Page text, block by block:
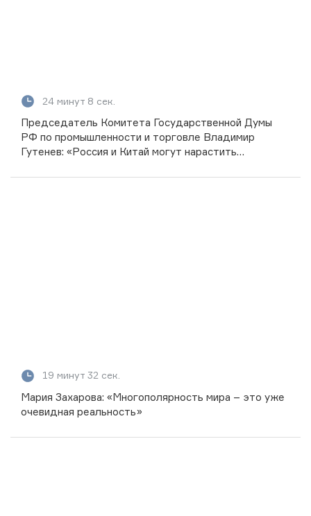
24 минут 8 сек.
Председатель Комитета Государственной Думы
РФ по промышленности и торговле Владимир
Гутенев: «Россия и Китай могут нарастить
19 минут 32 сек.
Мария Захарова: «Многополярность мира – это уже
очевидная реальность»